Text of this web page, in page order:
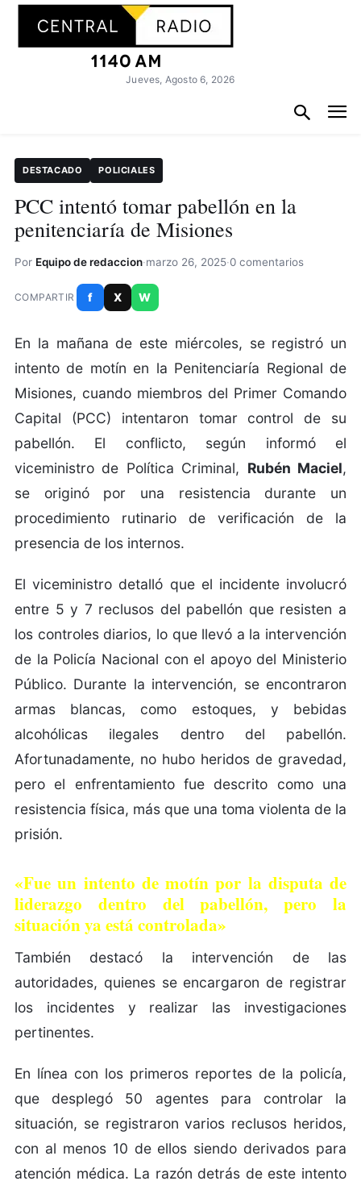
Jueves, Agosto 6, 2026
DESTACADO POLICIALES
PCC intentó tomar pabellón en la
penitenciaría de Misiones
Por Equipo de redaccion·marzo 26, 2025·0 comentarios
COMPARTIR f X W
En la mañana de este miércoles, se registró un
intento de motín en la Penitenciaría Regional de
Misiones, cuando miembros del Primer Comando
Capital (PCC) intentaron tomar control de su
pabellón. El conflicto, según informó el
viceministro de Política Criminal, Rubén Maciel,
se originó por una resistencia durante un
procedimiento rutinario de verificación de la
presencia de los internos.
El viceministro detalló que el incidente involucró
entre 5 y 7 reclusos del pabellón que resisten a
los controles diarios, lo que llevó a la intervención
de la Policía Nacional con el apoyo del Ministerio
Público. Durante la intervención, se encontraron
armas blancas, como estoques, y bebidas
alcohólicas ilegales dentro del pabellón.
Afortunadamente, no hubo heridos de gravedad,
pero el enfrentamiento fue descrito como una
resistencia física, más que una toma violenta de la
prisión.
«Fue un intento de motín por la disputa de
liderazgo dentro del pabellón, pero la
situación ya está controlada»
También destacó la intervención de las
autoridades, quienes se encargaron de registrar
los incidentes y realizar las investigaciones
pertinentes.
En línea con los primeros reportes de la policía,
que desplegó 50 agentes para controlar la
situación, se registraron varios reclusos heridos,
con al menos 10 de ellos siendo derivados para
atención médica. La razón detrás de este intento